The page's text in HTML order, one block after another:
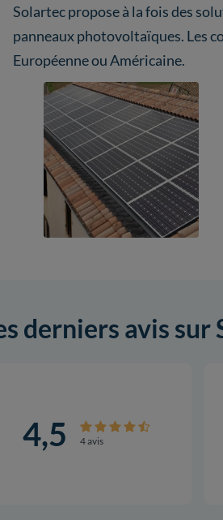
Solartec propose à la fois des
panneaux photovoltaïques. Les
Européenne ou Américaine.
derniers avis sur
4,5 4 avis